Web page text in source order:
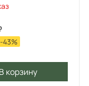
-43%
В корзину